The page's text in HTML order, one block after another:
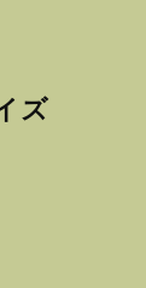
ズ